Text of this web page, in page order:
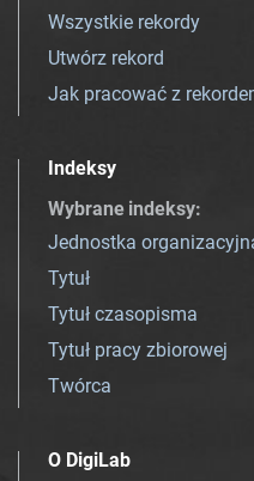
Wszystkie rekordy
Utwórz rekord
Jak pracować z
Indeksy
Wybrane indeksy:
Jednostka
Tytuł
Tytuł czasopisma
Tytuł pracy zbiorowej
Twórca
O DigiLab